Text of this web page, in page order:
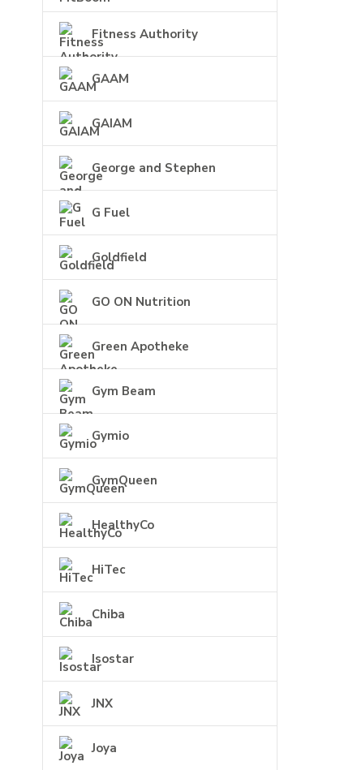
Fitness Authority
GAAM
GAIAM
George and Stephen
G Fuel
Goldfield
GO ON Nutrition
Green Apotheke
Gym Beam
Gymio
GymQueen
HealthyCo
HiTec
Chiba
Isostar
JNX
Joya